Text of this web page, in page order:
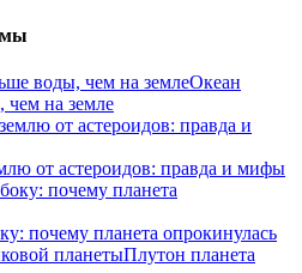
Океан
на земле
от астероидов: правда и мифы
почему планета опрокинулась
Плутон планета